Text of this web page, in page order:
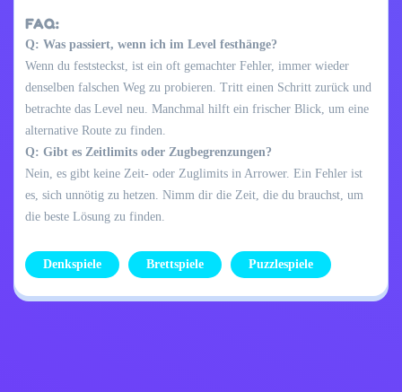
FAQ:
Q: Was passiert, wenn ich im Level festhänge?
Wenn du feststeckst, ist ein oft gemachter Fehler, immer wieder
denselben falschen Weg zu probieren. Tritt einen Schritt zurück und
betrachte das Level neu. Manchmal hilft ein frischer Blick, um eine
alternative Route zu finden.
Q: Gibt es Zeitlimits oder Zugbegrenzungen?
Nein, es gibt keine Zeit- oder Zuglimits in Arrower. Ein Fehler ist
es, sich unnötig zu hetzen. Nimm dir die Zeit, die du brauchst, um
die beste Lösung zu finden.
Denkspiele Brettspiele Puzzlespiele